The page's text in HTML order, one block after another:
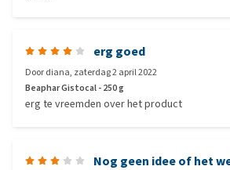
erg goed
Doordiana, zaterdag 2 april 2022
Beaphar Gistocal - 250 g
erg te vreemden over het product
Nog geen idee of het